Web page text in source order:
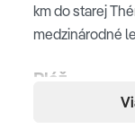
km do starej
medzinárodné
Pláž
čierna